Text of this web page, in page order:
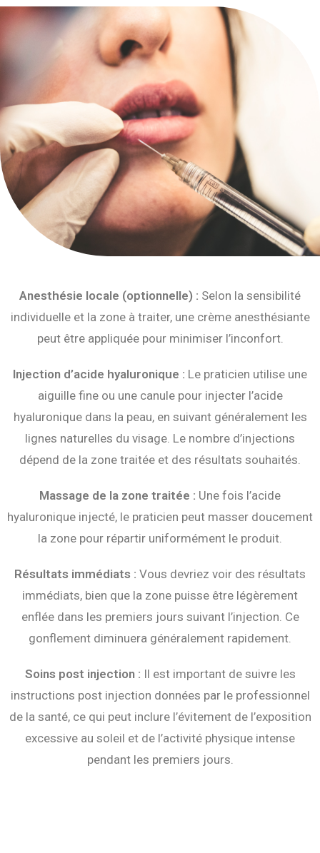
Anesthésie locale (optionnelle) : Selon la sensibilité
individuelle et la zone à traiter, une crème anesthésiante
peut être appliquée pour minimiser l’inconfort.
Injection d’acide hyaluronique : Le praticien utilise une
aiguille fine ou une canule pour injecter l’acide
hyaluronique dans la peau, en suivant généralement les
lignes naturelles du visage. Le nombre d’injections
dépend de la zone traitée et des résultats souhaités.
Massage de la zone traitée : Une fois l’acide
hyaluronique injecté, le praticien peut masser doucement
la zone pour répartir uniformément le produit.
Résultats immédiats : Vous devriez voir des résultats
immédiats, bien que la zone puisse être légèrement
enflée dans les premiers jours suivant l’injection. Ce
gonflement diminuera généralement rapidement.
Soins post injection : Il est important de suivre les
instructions post injection données par le professionnel
de la santé, ce qui peut inclure l’évitement de l’exposition
excessive au soleil et de l’activité physique intense
pendant les premiers jours.